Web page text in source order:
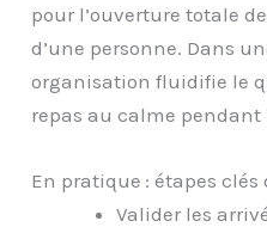
pour l’ouverture totale
d’une personne. Dans
organisation fluidifie le
repas au calme pendant
En pratique : étapes clés
Valider les